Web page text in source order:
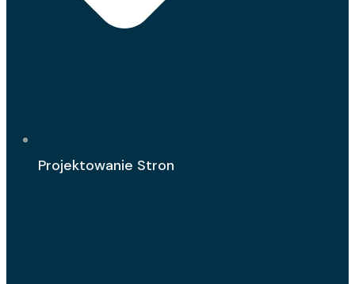
Projektowanie Stron